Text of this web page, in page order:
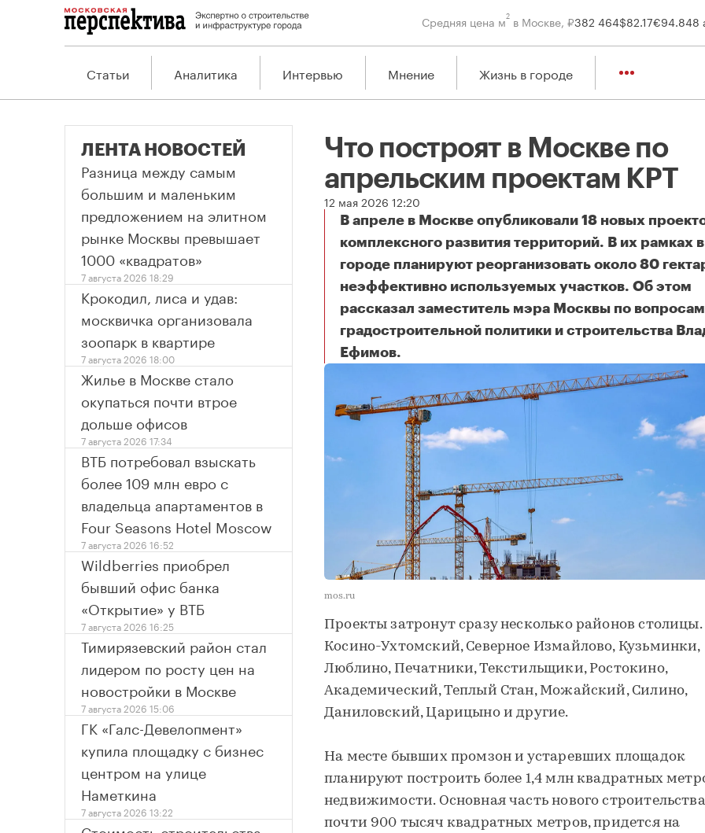
Средняя цена м2 в Москве, ₽382 464$82.17€94.848
Статьи Аналитика Интервью Мнение Жизнь в городе
Что построят в Москве по
апрельским проектам КРТ
12 мая 2026 12:20
В апреле в Москве опубликовали 18 новых
комплексного развития территорий. В их рамках в
городе планируют реорганизовать около 80
неэффективно используемых участков. Об этом
рассказал заместитель мэра Москвы по вопросам
градостроительной политики и строительства
Ефимов.
Что построят в Москве по апрельским проектам КРТ
mos.ru
Проекты затронут сразу несколько районов столицы.
Косино-Ухтомский, Северное Измайлово, Кузьминки,
Люблино, Печатники, Текстильщики, Ростокино,
Академический, Теплый Стан, Можайский, Силино,
Даниловский, Царицыно и другие.
На месте бывших промзон и устаревших площадок
планируют построить более 1,4 млн квадратных
недвижимости. Основная часть нового
почти 900 тысяч квадратных метров, придется на
ЛЕНТА НОВОСТЕЙ
Разница между самым
большим и маленьким
предложением на элитном
рынке Москвы превышает
1000 «квадратов»
7 августа 2026 18:29
Крокодил, лиса и удав:
москвичка организовала
зоопарк в квартире
7 августа 2026 18:00
Жилье в Москве стало
окупаться почти втрое
дольше офисов
7 августа 2026 17:34
ВТБ потребовал взыскать
более 109 млн евро с
владельца апартаментов в
Four Seasons Hotel Moscow
7 августа 2026 16:52
Wildberries приобрел
бывший офис банка
«Открытие» у ВТБ
7 августа 2026 16:25
Тимирязевский район стал
лидером по росту цен на
новостройки в Москве
7 августа 2026 15:06
ГК «Галс-Девелопмент»
купила площадку с бизнес
центром на улице
Наметкина
7 августа 2026 13:22